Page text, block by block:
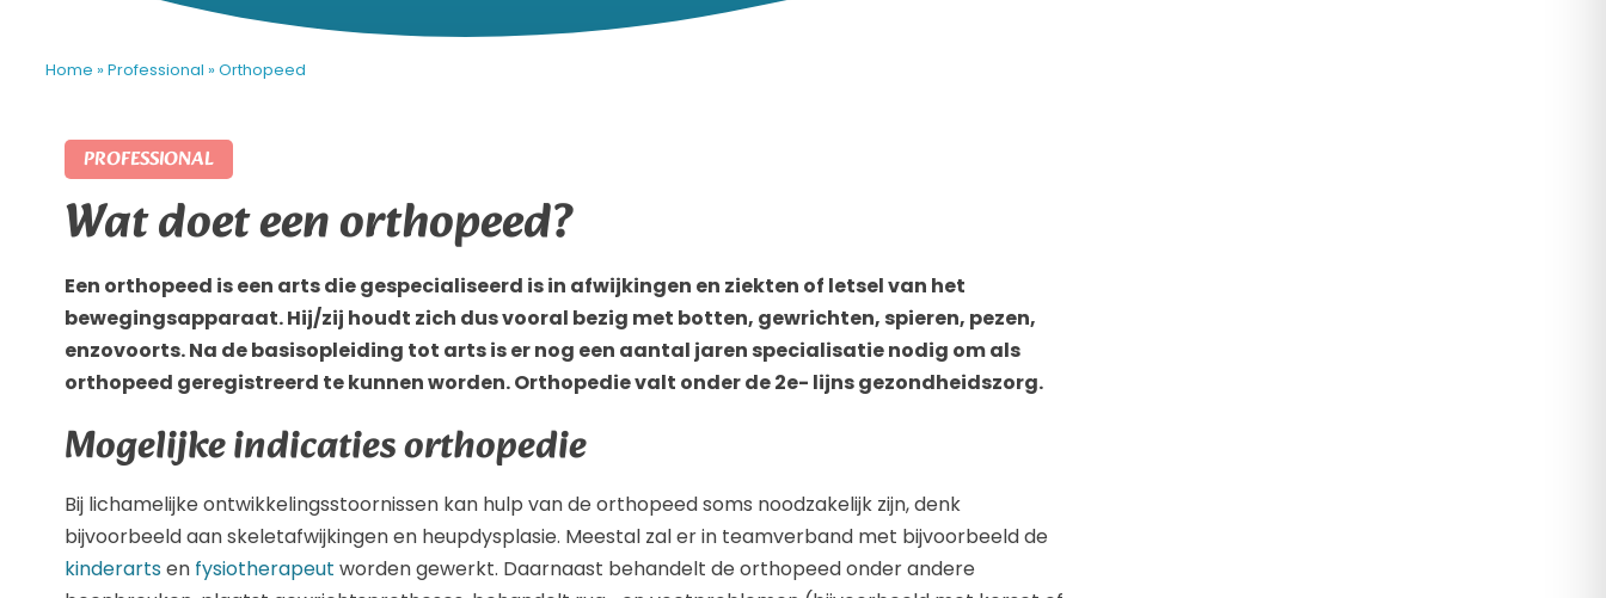
Home » Professional » Orthopeed
PROFESSIONAL
Wat doet een orthopeed?
Een orthopeed is een arts die gespecialiseerd is in afwijkingen en ziekten of letsel van het
bewegingsapparaat. Hij/zij houdt zich dus vooral bezig met botten, gewrichten, spieren, pezen,
enzovoorts. Na de basisopleiding tot arts is er nog een aantal jaren specialisatie nodig om als
orthopeed geregistreerd te kunnen worden. Orthopedie valt onder de 2e- lijns gezondheidszorg.
Mogelijke indicaties orthopedie
Bij lichamelijke ontwikkelingsstoornissen kan hulp van de orthopeed soms noodzakelijk zijn, denk
bijvoorbeeld aan skeletafwijkingen en heupdysplasie. Meestal zal er in teamverband met bijvoorbeeld de
kinderartsen fysiotherapeut worden gewerkt. Daarnaast behandelt de orthopeed onder andere